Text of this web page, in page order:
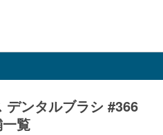
デンタルブラシ #366
覧